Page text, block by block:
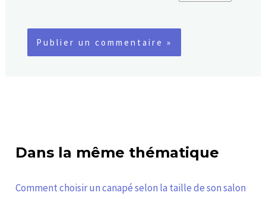
Dans la même thématique
Comment choisir un canapé selon la taille de son salon